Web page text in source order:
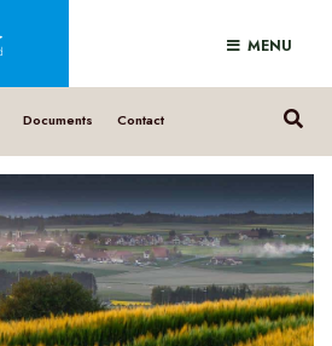
MENU
Documents Contact